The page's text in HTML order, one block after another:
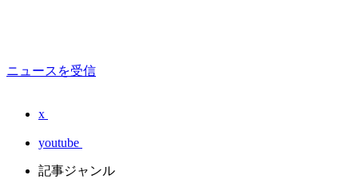
ニュースを受信
x
youtube
記事ジャンル